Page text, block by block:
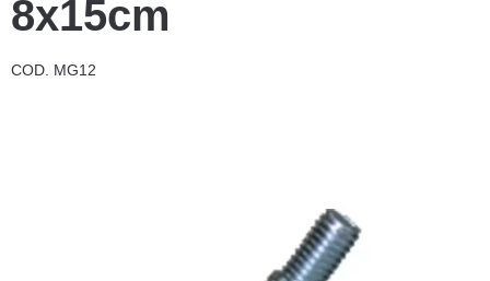
8x15cm
COD. MG12